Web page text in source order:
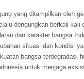
yang ditampilkan oleh
dengungkan berkali-kali
dan karakter bangsa
situasi dan kondisi
bangsa terdegradasi
untuk menjaga